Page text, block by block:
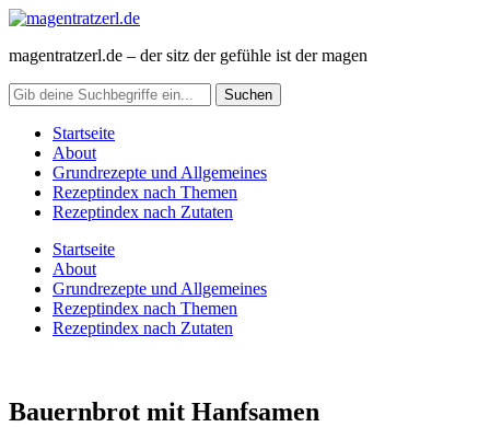
magentratzerl.de – der sitz der gefühle ist der magen
Startseite
About
Grundrezepte und Allgemeines
Rezeptindex nach Themen
Rezeptindex nach Zutaten
Startseite
About
Grundrezepte und Allgemeines
Rezeptindex nach Themen
Rezeptindex nach Zutaten
Bauernbrot mit Hanfsamen